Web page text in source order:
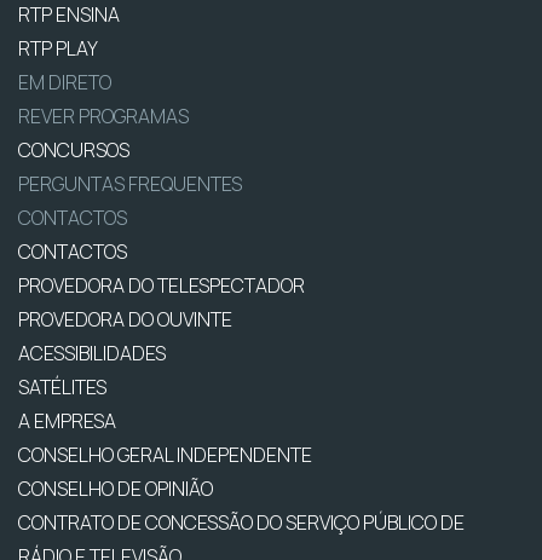
RTP ENSINA
RTP PLAY
EM DIRETO
REVER PROGRAMAS
CONCURSOS
PERGUNTAS FREQUENTES
CONTACTOS
CONTACTOS
PROVEDORA DO TELESPECTADOR
PROVEDORA DO OUVINTE
ACESSIBILIDADES
SATÉLITES
A EMPRESA
CONSELHO GERAL INDEPENDENTE
CONSELHO DE OPINIÃO
CONTRATO DE CONCESSÃO DO SERVIÇO PÚBLICO DE